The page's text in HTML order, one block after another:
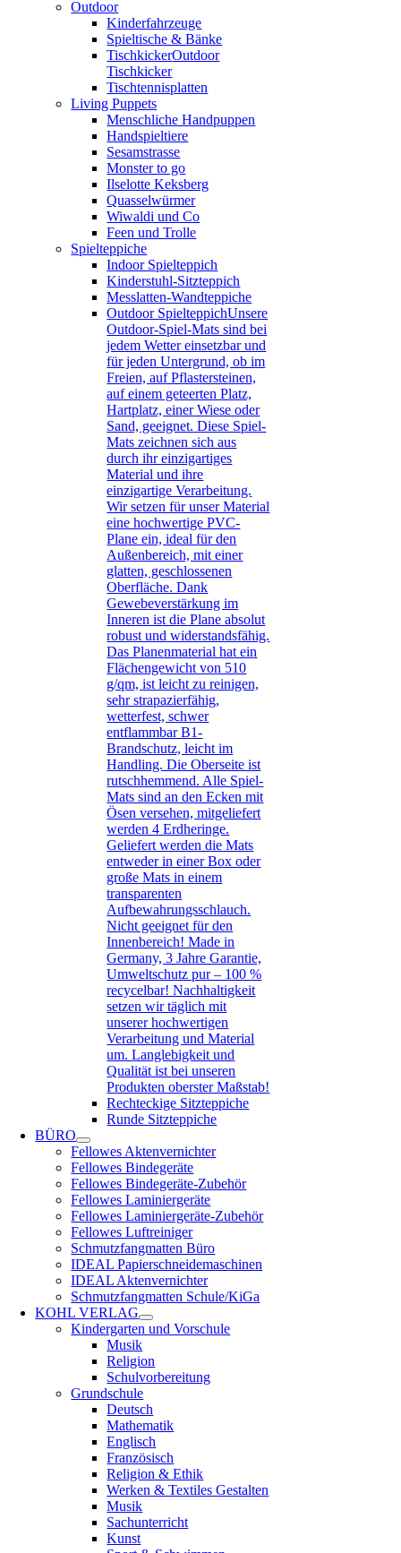
Outdoor
Kinderfahrzeuge
Spieltische & Bänke
TischkickerOutdoor
Tischkicker
Tischtennisplatten
Living Puppets
Menschliche Handpuppen
Handspieltiere
Sesamstrasse
Monster to go
Ilselotte Keksberg
Quasselwürmer
Wiwaldi und Co
Feen und Trolle
Spielteppiche
Indoor Spielteppich
Kinderstuhl-Sitzteppich
Messlatten-Wandteppiche
Outdoor SpielteppichUnsere
Outdoor-Spiel-Mats sind bei
jedem Wetter einsetzbar und
für jeden Untergrund, ob im
Freien, auf Pflastersteinen,
auf einem geteerten Platz,
Hartplatz, einer Wiese oder
Sand, geeignet. Diese Spiel-
Mats zeichnen sich aus
durch ihr einzigartiges
Material und ihre
einzigartige Verarbeitung.
Wir setzen für unser Material
eine hochwertige PVC-
Plane ein, ideal für den
Außenbereich, mit einer
glatten, geschlossenen
Oberfläche. Dank
Gewebeverstärkung im
Inneren ist die Plane absolut
robust und widerstandsfähig.
Das Planenmaterial hat ein
Flächengewicht von 510
g/qm, ist leicht zu reinigen,
sehr strapazierfähig,
wetterfest, schwer
entflammbar B1-
Brandschutz, leicht im
Handling. Die Oberseite ist
rutschhemmend. Alle Spiel-
Mats sind an den Ecken mit
Ösen versehen, mitgeliefert
werden 4 Erdheringe.
Geliefert werden die Mats
entweder in einer Box oder
große Mats in einem
transparenten
Aufbewahrungsschlauch.
Nicht geeignet für den
Innenbereich! Made in
Germany, 3 Jahre Garantie,
Umweltschutz pur – 100 %
recycelbar! Nachhaltigkeit
setzen wir täglich mit
unserer hochwertigen
Verarbeitung und Material
um. Langlebigkeit und
Qualität ist bei unseren
Produkten oberster Maßstab!
Rechteckige Sitzteppiche
Runde Sitzteppiche
BÜRO
Fellowes Aktenvernichter
Fellowes Bindegeräte
Fellowes Bindegeräte-Zubehör
Fellowes Laminiergeräte
Fellowes Laminiergeräte-Zubehör
Fellowes Luftreiniger
Schmutzfangmatten Büro
IDEAL Papierschneidemaschinen
IDEAL Aktenvernichter
Schmutzfangmatten Schule/KiGa
KOHL VERLAG
Kindergarten und Vorschule
Musik
Religion
Schulvorbereitung
Grundschule
Deutsch
Mathematik
Englisch
Französisch
Religion & Ethik
Werken & Textiles Gestalten
Musik
Sachunterricht
Kunst